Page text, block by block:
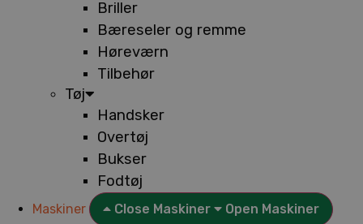
Briller
Bæreseler og remme
Høreværn
Tilbehør
Tøj
Handsker
Overtøj
Bukser
Fodtøj
Maskiner Close Maskiner Open Maskiner